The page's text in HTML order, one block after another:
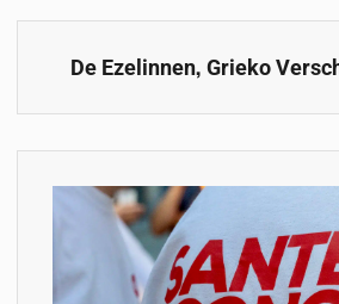
De Ezelinnen, Grieko